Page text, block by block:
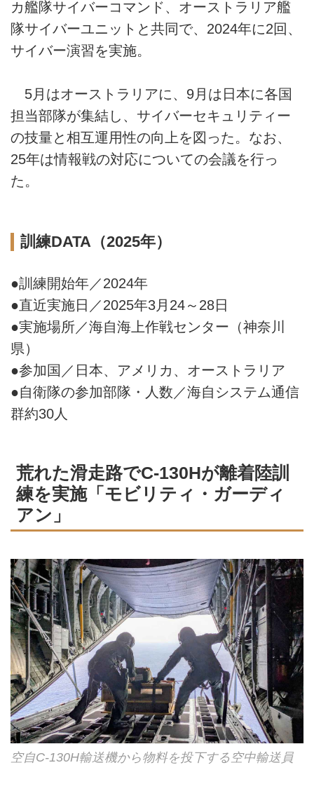
カ艦隊サイバーコマンド、オーストラリア艦
隊サイバーユニットと共同で、2024年に2回、
サイバー演習を実施。
5月はオーストラリアに、9月は日本に各国
担当部隊が集結し、サイバーセキュリティー
の技量と相互運用性の向上を図った。なお、
25年は情報戦の対応についての会議を行っ
た。
訓練DATA（2025年）
●訓練開始年／2024年
●直近実施日／2025年3月24～28日
●実施場所／海自海上作戦センター（神奈川
県）
●参加国／日本、アメリカ、オーストラリア
●自衛隊の参加部隊・人数／海自システム通信
群約30人
荒れた滑走路でC-130Hが離着陸訓
練を実施「モビリティ・ガーディ
アン」
空自C-130H輸送機から物料を投下する空中輸送員